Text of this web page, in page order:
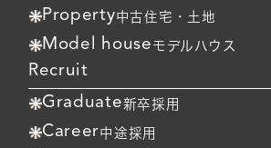
Property中古住宅・土地
Model houseモデルハウス
Recruit
Graduate新卒採用
Career中途採用